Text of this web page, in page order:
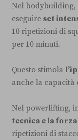
Nel bodybuilding,
eseguire set
10 ripetizioni di
per 10 minuti.
Questo stimola
anche la capacità
Nel powerlifting,
tecnica e la
ripetizioni di